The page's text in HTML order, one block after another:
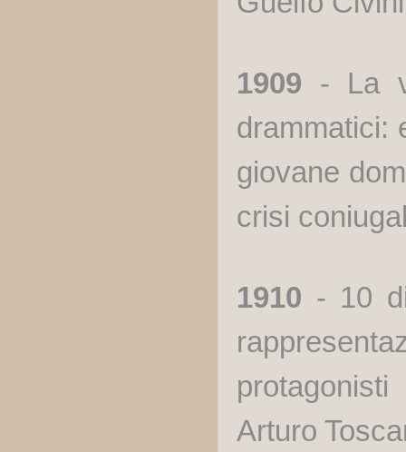
1909 - La
drammatici:
giovane
crisi
1910 - 10
Arturo